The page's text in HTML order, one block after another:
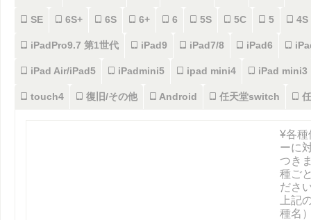
SE 6S+ 6S 6+ 6 5S 5C 5 4S
iPadPro9.7 第1世代 iPad9 iPad7/8 iPad6
iPad Air/iPad5 iPadmini5 ipad mini4 iPad mini3
touch4 復旧/その他 Android 任天堂switch
¥各種
ーに
つき
種ご
ださ
上記
種名